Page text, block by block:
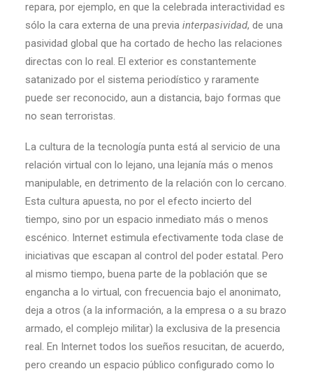
repara, por ejemplo, en que la celebrada interactividad es
sólo la cara externa de una previa interpasividad, de una
pasividad global que ha cortado de hecho las relaciones
directas con lo real. El exterior es constantemente
satanizado por el sistema periodístico y raramente
puede ser reconocido, aun a distancia, bajo formas que
no sean terroristas.
La cultura de la tecnología punta está al servicio de una
relación virtual con lo lejano, una lejanía más o menos
manipulable, en detrimento de la relación con lo cercano.
Esta cultura apuesta, no por el efecto incierto del
tiempo, sino por un espacio inmediato más o menos
escénico. Internet estimula efectivamente toda clase de
iniciativas que escapan al control del poder estatal. Pero
al mismo tiempo, buena parte de la población que se
engancha a lo virtual, con frecuencia bajo el anonimato,
deja a otros (a la información, a la empresa o a su brazo
armado, el complejo militar) la exclusiva de la presencia
real. En Internet todos los sueños resucitan, de acuerdo,
pero creando un espacio público configurado como lo